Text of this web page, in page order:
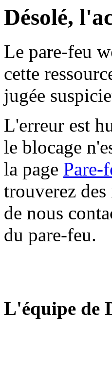
Désolé,
Le pare-feu
cette
jugée
L'erreur est
le blocage
la page Pare-
trouverez
de nous
du pare-feu.
L'équipe de